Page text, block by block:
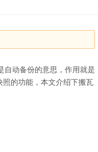
自动备份的意思，作用就是
的功能，本文介绍下搬瓦